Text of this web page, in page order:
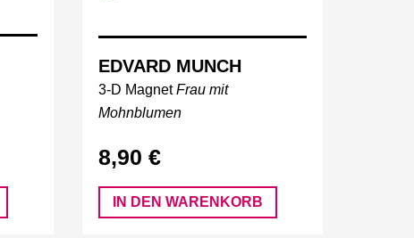
EDVARD MUNCH
3-D MagnetFrau mit
Mohnblumen
8,90 €
IN DEN WARENKORB